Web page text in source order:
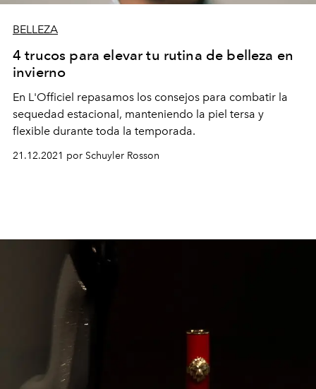
BELLEZA
4 trucos para elevar tu rutina de belleza en
invierno
En L'Officiel repasamos los consejos para combatir la
sequedad estacional, manteniendo la piel tersa y
flexible durante toda la temporada.
21.12.2021 por Schuyler Rosson